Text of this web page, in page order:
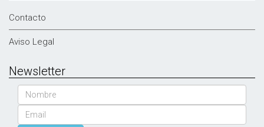
Contacto
Aviso Legal
Newsletter
Nombre
Email